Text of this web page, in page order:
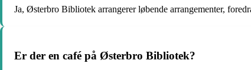
Ja, Østerbro Bibliotek arrangerer løbende arrangementer,
Er der en café på Østerbro Bibliotek?